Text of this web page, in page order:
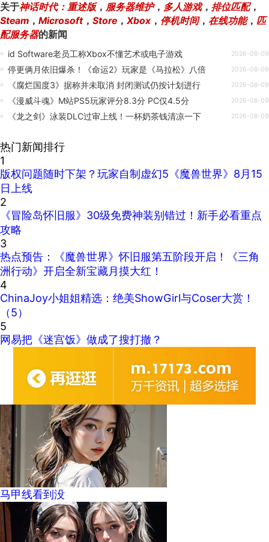
关于神话时代：重述版， 服务器维护， 多人游戏， 排位匹配，
Steam ， Microsoft， Store ， Xbox ， 停机时间， 在线功能， 匹
配服务器的新闻
id Software老员工称Xbox不懂艺术或电子游戏 2026-08-09
停更俩月依旧爆杀！《命运2》玩家是《马拉松》八倍 2026-08-09
《腐烂国度3》据称并未取消 封闭测试仍按计划进行 2026-08-09
《漫威斗魂》M站PS5玩家评分8.3分 PC仅4.5分 2026-08-09
《龙之剑》泳装DLC过审上线！一杯奶茶钱清凉一下 2026-08-09
热门新闻排行
1
版权问题随时下架？玩家自制虚幻5《魔兽世界》8月15
日上线
2
《冒险岛怀旧服》30级免费神装别错过！新手必看重点
攻略
3
热点预告：《魔兽世界》怀旧服第五阶段开启！《三角
洲行动》开启全新宝藏月摸大红！
4
ChinaJoy小姐姐精选：绝美ShowGirl与Coser大赏！
（5）
5
网易把《迷宫饭》做成了搜打撤？
马甲线看到没